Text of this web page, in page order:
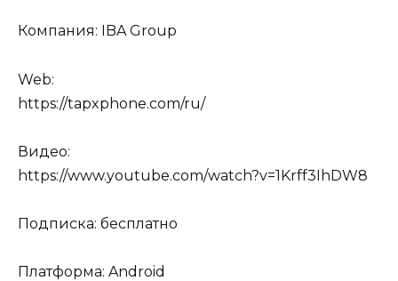
Компания: IBA Group
Web:
https://tapxphone.com/ru/
Видео:
https://www.youtube.com/watch?v=1Krff3IhDW8
Подписка: бесплатно
Платформа: Android